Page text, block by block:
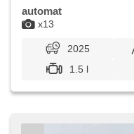
x13
automat
2025
1.5 l